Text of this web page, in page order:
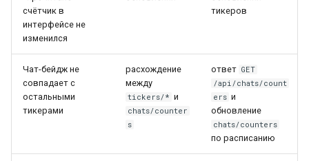
счётчик в
интерфейсе не
изменился
тикеров
Чат-бейдж не
совпадает с
остальными
тикерами
расхождение
между
tickers/* и
chats/counter
s
ответ GET
/api/chats/count
ers и
обновление
chats/counters
по расписанию